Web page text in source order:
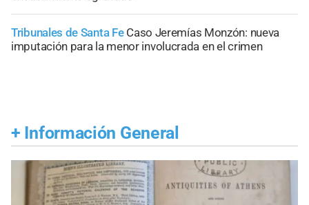
Tribunales de Santa Fe Caso Jeremías Monzón: nueva
imputación para la menor involucrada en el crimen
+ Información General